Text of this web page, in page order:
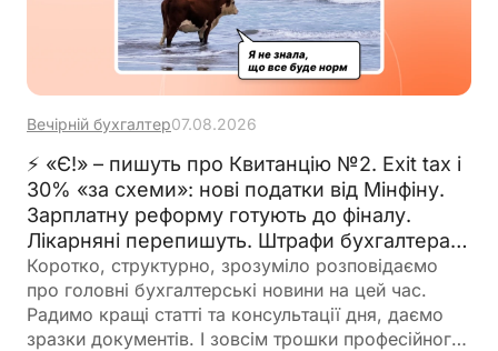
Вечірній бухгалтер07.08.2026
⚡ «Є!» – пишуть про Квитанцію №2. Exit tax і
30% «за схеми»: нові податки від Мінфіну.
Зарплатну реформу готують до фіналу.
Лікарняні перепишуть. Штрафи бухгалтерам
– теж. 🙋‍♀️ Вечірній бухгалтер від 07.08.2026
Коротко, структурно, зрозуміло розповідаємо
про головні бухгалтерські новини на цей час.
Радимо кращі статті та консультації дня, даємо
зразки документів. І зовсім трошки професійного